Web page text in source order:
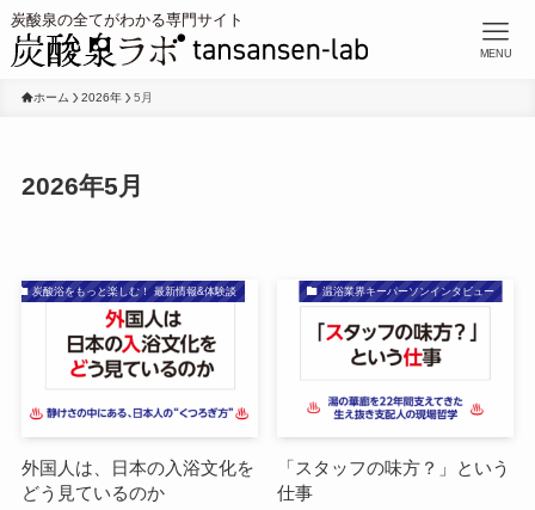
MENU
ホーム 2026年 5月
2026年5月
炭酸浴をもっと楽しむ！ 最新情報&体験談
外国人は、日本の入浴文化を
どう見ているのか
温浴業界キーパーソンインタビュー
「スタッフの味方？」という
仕事